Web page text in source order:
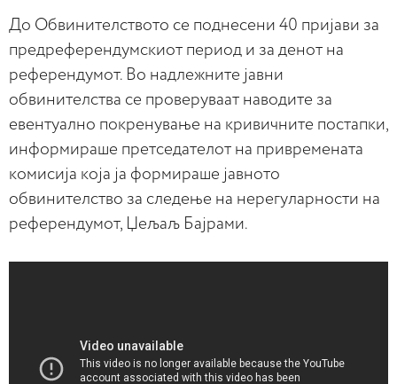
До Обвинителството се поднесени 40 пријави за
предреферендумскиот период и за денот на
референдумот. Во надлежните јавни
обвинителства се проверуваат наводите за
евентуално покренување на кривичните постапки,
информираше претседателот на привремената
комисија која ја формираше јавното
обвинителство за следење на нерегуларности на
референдумот, Џељаљ Бајрами.